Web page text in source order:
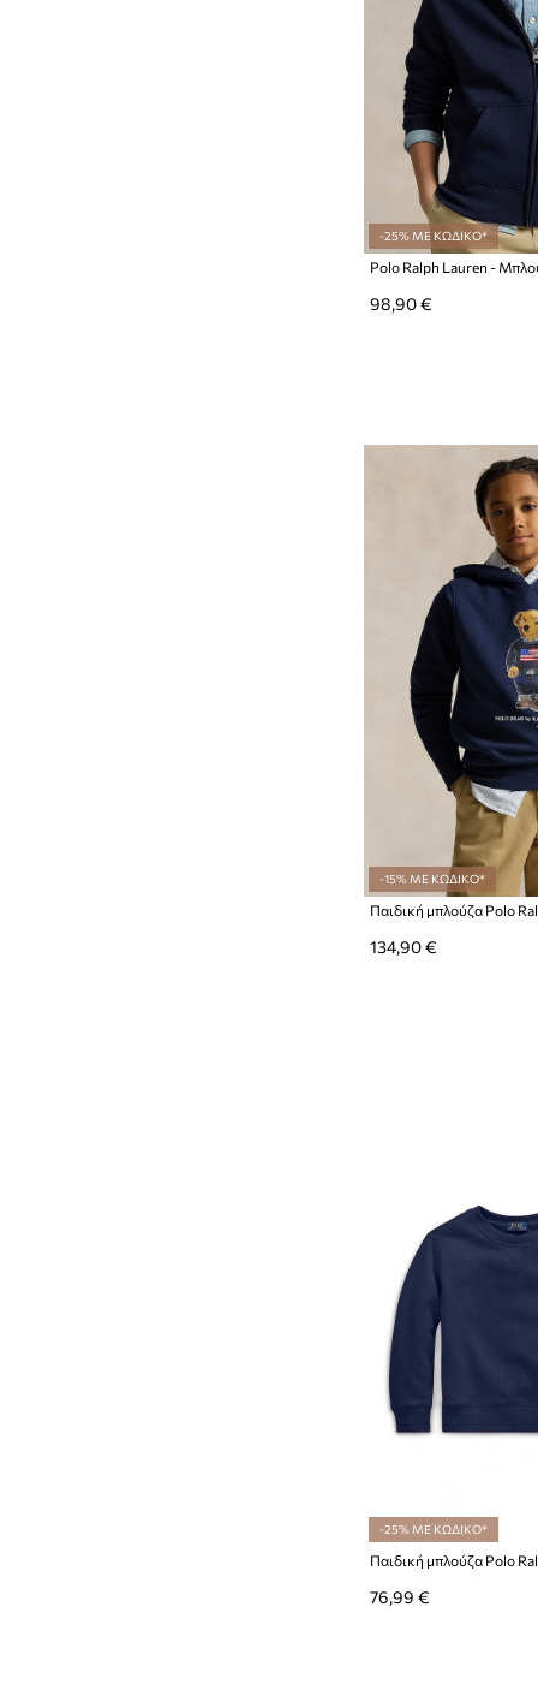
-25% ΜΕ ΚΩΔΙΚΟ*
Polo Ralph Lauren -
98,90 €
-15% ΜΕ ΚΩΔΙΚΟ*
Παιδική μπλούζα Polo
134,90 €
-25% ΜΕ ΚΩΔΙΚΟ*
Παιδική μπλούζα Polo
76,99 €